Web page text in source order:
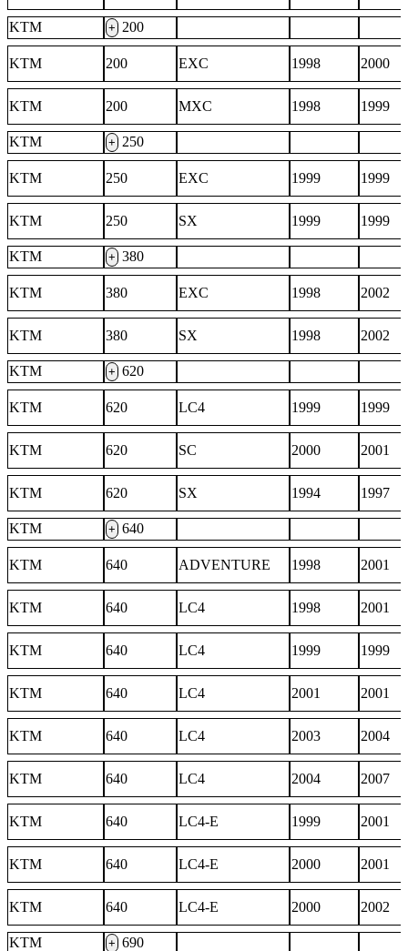
KTM + 200
KTM 200 EXC 1998 2000
KTM 200 MXC 1998 1999
KTM + 250
KTM 250 EXC 1999 1999
KTM 250 SX 1999 1999
KTM + 380
KTM 380 EXC 1998 2002
KTM 380 SX 1998 2002
KTM + 620
KTM 620 LC4 1999 1999
KTM 620 SC 2000 2001
KTM 620 SX 1994 1997
KTM + 640
KTM 640 ADVENTURE 1998 2001
KTM 640 LC4 1998 2001
KTM 640 LC4 1999 1999
KTM 640 LC4 2001 2001
KTM 640 LC4 2003 2004
KTM 640 LC4 2004 2007
KTM 640 LC4-E 1999 2001
KTM 640 LC4-E 2000 2001
KTM 640 LC4-E 2000 2002
KTM + 690